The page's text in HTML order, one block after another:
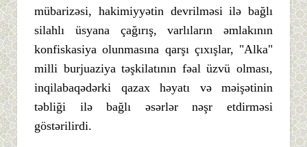
mübarizəsi, hakimiyyətin devrilməsi ilə bağlı
silahlı üsyana çağırış, varlıların əmlakının
konfiskasiya olunmasına qarşı çıxışlar, "Alka"
milli burjuaziya təşkilatının fəal üzvü olması,
inqilabaqədərki qazax həyatı və məişətinin
təbliği ilə bağlı əsərlər nəşr etdirməsi
göstərilirdi.